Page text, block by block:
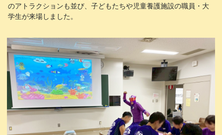
のアトラクションも並び、子どもたちや児童養護施設の職員・大
学生が来場しました。